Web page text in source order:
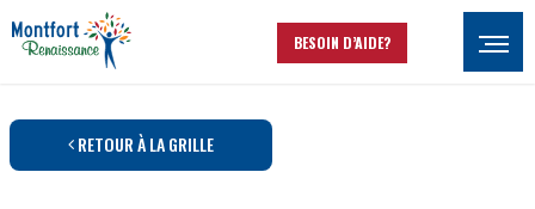
Aller au contenu principal
BESOIN D’AIDE?
RETOUR À LA GRILLE